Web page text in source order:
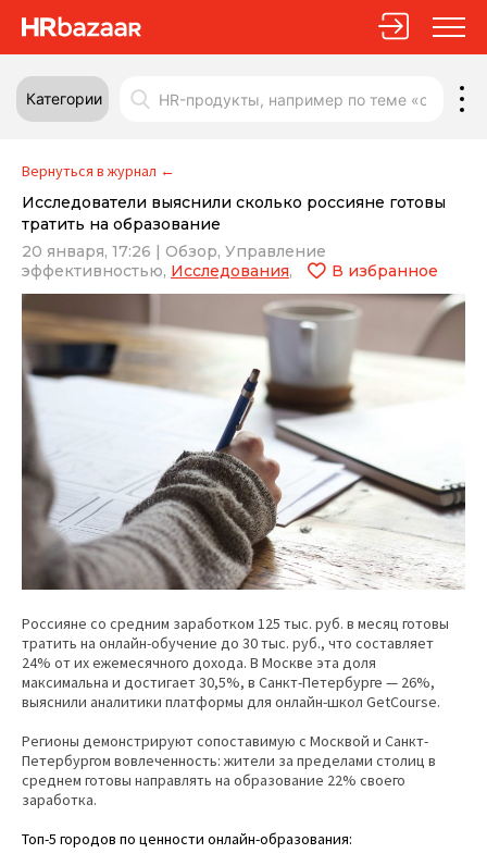
Категории
Вернуться в журнал ←
Исследователи выяснили сколько россияне готовы
тратить на образование
20 января, 17:26 | Обзор, Управление
эффективностью, Исследования, В избранное
Россияне со средним заработком 125 тыс. руб. в месяц готовы
тратить на онлайн-обучение до 30 тыс. руб., что составляет
24% от их ежемесячного дохода. В Москве эта доля
максимальна и достигает 30,5%, в Санкт-Петербурге — 26%,
выяснили аналитики платформы для онлайн-школ GetCourse.
Регионы демонстрируют сопоставимую с Москвой и Санкт-
Петербургом вовлеченность: жители за пределами столиц в
среднем готовы направлять на образование 22% своего
заработка.
Топ-5 городов по ценности онлайн-образования: